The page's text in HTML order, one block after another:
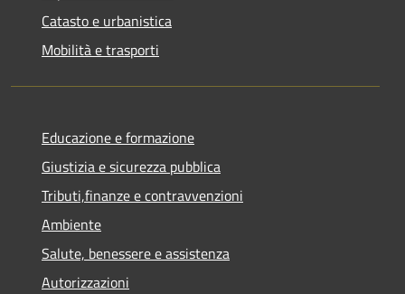
Catasto e urbanistica
Mobilità e trasporti
Educazione e formazione
Giustizia e sicurezza pubblica
Tributi,finanze e contravvenzioni
Ambiente
Salute, benessere e assistenza
Autorizzazioni